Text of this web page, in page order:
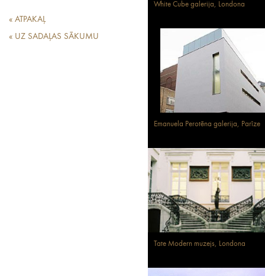
« ATPAKAĻ
« UZ SADAĻAS SĀKUMU
White Cube galerija, Londona
Emanuela Perotēna galerija, Parīze
Tate Modern muzejs, Londona